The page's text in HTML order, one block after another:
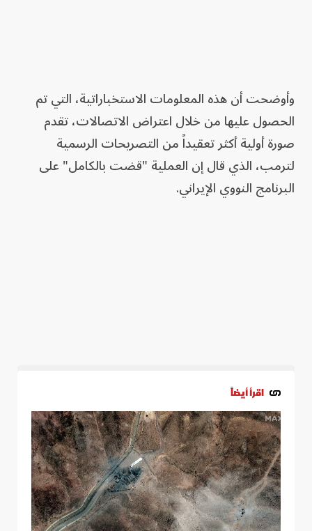
وأوضحت أن هذه المعلومات الاستخباراتية، التي تم
الحصول عليها من خلال اعتراض الاتصالات، تقدم
صورة أولية أكثر تعقيداً من التصريحات الرسمية
لترمب، الذي قال إن العملية "قضت بالكامل" على
البرنامج النووي الإيراني.
اقرأ أيضاً